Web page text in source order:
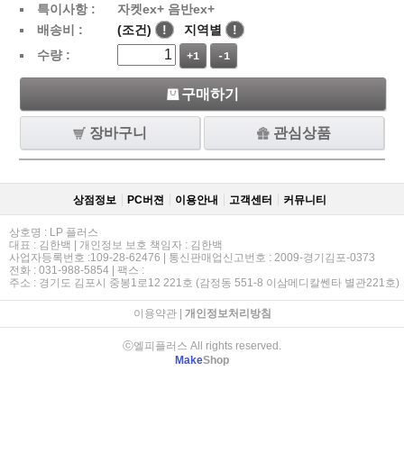
특이사항 :
자켓ex+ 음반ex+
배송비 :
(조건) ! 지역별
!
수량 :
+1 -1
구매하기
장바구니 관심상품
상점정보 PC버젼 이용안내 고객센터 커뮤니티
상호명 : LP 플러스
대표 : 김한백 | 개인정보 보호 책임자 : 김한백
사업자등록번호 :109-28-62476 | 통신판매업신고번호 : 2009-경기김포-0373
전화 : 031-988-5854 | 팩스 :
주소 : 경기도 김포시 중봉1로12 221호 (감정동 551-8 이삼메디칼쎈타 별관221호)
이용약관| 개인정보처리방침
ⓒ엘피플러스 All rights reserved.
MakeShop